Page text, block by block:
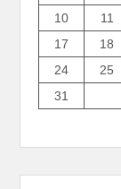
10
11
17
18
24
25
31